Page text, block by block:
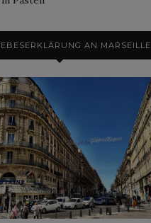
AN MARSEILLE